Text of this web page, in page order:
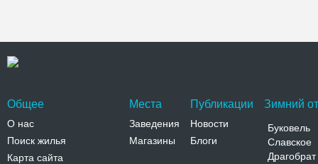
Общее
О нас
Поиск жилья
Карта сайта
Места
Заведения
Магазины
Публикации
Новости
Блоги
Зимний
Буковель
Славское
Драгобрат